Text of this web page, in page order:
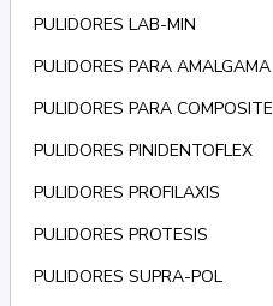
PULIDORES LAB-MIN
PULIDORES PARA AMALGAMA
PULIDORES PARA COMPOSITE
PULIDORES PINIDENTOFLEX
PULIDORES PROFILAXIS
PULIDORES PROTESIS
PULIDORES SUPRA-POL